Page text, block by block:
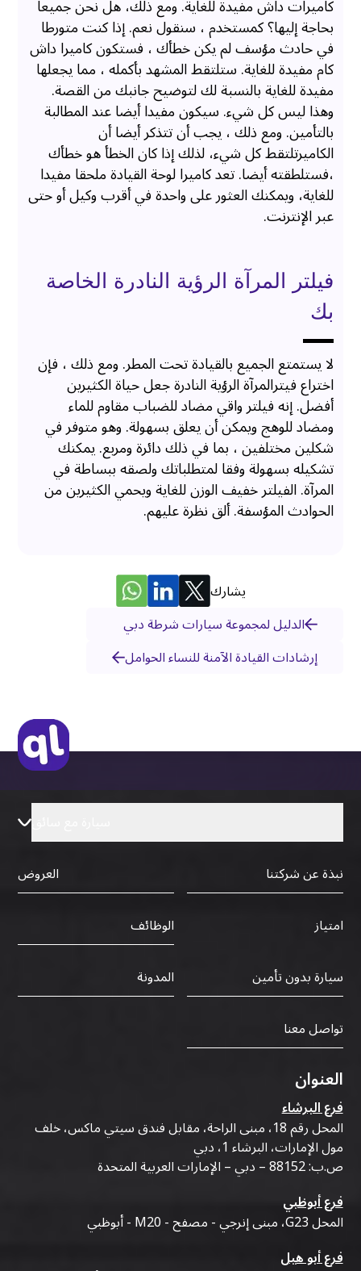
كاميرات داش مفيدة للغاية. ومع ذلك، هل نحن جميعا
بحاجة إليها؟ كمستخدم ، سنقول نعم. إذا كنت متورطا
في حادث مؤسف لم يكن خطأك ، فستكون كاميرا داش
كام مفيدة للغاية. ستلتقط المشهد بأكمله ، مما يجعلها
مفيدة للغاية بالنسبة لك لتوضيح جانبك من القصة.
وهذا ليس كل شيء. سيكون مفيدا أيضا عند المطالبة
بالتأمين. ومع ذلك ، يجب أن تتذكر أيضا أن
الكاميرتلتقط كل شيء، لذلك إذا كان الخطأ هو خطأك
،فستلطقته أيضا. تعد كاميرا لوحة القيادة ملحقا مفيدا
للغاية، ويمكنك العثور على واحدة في أقرب وكيل أو حتى
عبر الإنترنت.
فيلتر المرآة الرؤية النادرة الخاصة
بك
لا يستمتع الجميع بالقيادة تحت المطر. ومع ذلك ، فإن
اختراع فيترالمرآة الرؤية النادرة جعل حياة الكثيرين
أفضل. إنه فيلتر واقي مضاد للضباب مقاوم للماء
ومضاد للوهج ويمكن أن يعلق بسهولة. وهو متوفر في
شكلين مختلفين ، بما في ذلك دائرة ومربع. يمكنك
تشكيله بسهولة وفقا لمتطلباتك ولصقه ببساطة في
المرآة. الفيلتر خفيف الوزن للغاية ويحمي الكثيرين من
الحوادث المؤسفة. ألق نظرة عليهم.
يشارك
الدليل لمجموعة سيارات شرطة دبي
إرشادات القيادة الآمنة للنساء الحوامل
نبذة عن شركتنا
العروض
امتياز
الوظائف
سيارة بدون تأمين
المدونة
تواصل معنا
العنوان
فرع البرشاء
المحل رقم 18، مبنى الراحة، مقابل فندق سيتي ماكس، خلف
مول الإمارات، البرشاء 1، دبي
ص.ب: 88152 – دبي – الإمارات العربية المتحدة
فرع أبوظبي
المحل G23، مبنى إنرجي - مصفح - M20 - أبوظبي
فرع أبو هيل